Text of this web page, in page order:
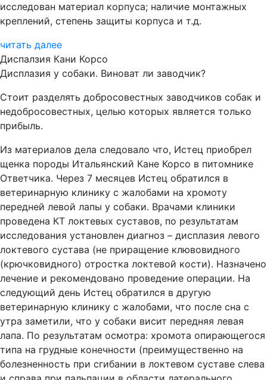
исследован материал корпуса; наличие монтажных
креплений, степень защиты корпуса и т.д.
читать далее
Диспалзия Кани Корсо
Дисплазия у собаки. Виноват ли заводчик?
Стоит разделять добросовестных заводчиков собак и
недобросовестных, целью которых является только
прибыль.
Из материалов дела следовало что, Истец приобрел
щенка породы Итальянский Кане Корсо в питомнике
Ответчика. Через 7 месяцев Истец обратился в
ветеринарную клинику с жалобами на хромоту
передней левой лапы у собаки. Врачами клиники
проведена КТ локтевых суставов, по результатам
исследования установлен диагноз – дисплазия левого
локтевого сустава (не приращение клювовидного
(крючковидного) отростка локтевой кости). Назначено
лечение и рекомендовано проведение операции. На
следующий день Истец обратился в другую
ветеринарную клинику с жалобами, что после сна с
утра заметили, что у собаки висит передняя левая
лапа. По результатам осмотра: хромота опирающегося
типа на грудные конечности (преимущественно на
болезненность при сгибании в локтевом суставе слева